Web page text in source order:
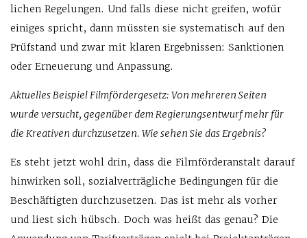
lichen Regelungen. Und falls diese nicht greifen, wofür
einiges spricht, dann müssten sie systematisch auf den
Prüfstand und zwar mit klaren Ergebnissen: Sanktionen
oder Erneuerung und Anpassung.
Aktuelles Beispiel Filmfördergesetz: Von meh­reren Seiten
wurde versucht, gegenüber dem Regierungsentwurf mehr für
die Kreativen durchzusetzen. Wie sehen Sie das Ergebnis?
Es steht jetzt wohl drin, dass die Filmförderanstalt darauf
hinwirken soll, sozialverträgliche Bedingungen für die
Beschäftigten durchzusetzen. Das ist mehr als vorher
und liest sich hübsch. Doch was heißt das genau? Die